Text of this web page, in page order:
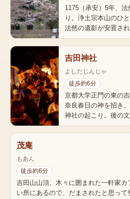
1175（承安）5年、
り。浄土宗本山のひ
法然の遺影が安置さ
吉田神社
よしだじんじゃ
徒歩約6分
京都大学正門の東の
奈良春日の神を招き
神社の起こり。後の
茂庵
もあん
徒歩約6分
吉田山山頂、木々に囲まれた一軒家
い所にあるので、だまされたと思っ